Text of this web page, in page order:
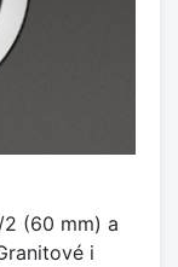
(60 mm) a
i